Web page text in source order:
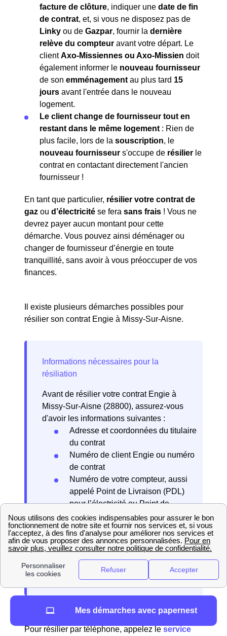
facture de clôture, indiquer une date de fin
de contrat, et, si vous ne disposez pas de
Linky ou de Gazpar, fournir la dernière
relève du compteur avant votre départ. Le
clientAxo-Missiennes ou Axo-Missien doit
également informer le nouveau fournisseur
de son emménagement au plus tard 15
jours avant l'entrée dans le nouveau
logement.
Le client change de fournisseur tout en
restant dans le même logement : Rien de
plus facile, lors de la souscription, le
nouveau fournisseur s'occupe de résilier le
contrat en contactant directement l'ancien
fournisseur !
En tant que particulier, résilier votre contrat de
gaz ou d’électricité se fera sans frais ! Vous ne
devrez payer aucun montant pour cette
démarche. Vous pouvez ainsi déménager ou
changer de fournisseur d’énergie en toute
tranquillité, sans avoir à vous préoccuper de vos
finances.
Il existe plusieurs démarches possibles pour
résilier son contrat Engie à Missy-Sur-Aisne.
Avant de résilier votre contrat Engie à
Missy-Sur-Aisne (28800), assurez-vous
d'avoir les informations suivantes :
Adresse et coordonnées du titulaire
du contrat
Numéro de client Engie ou numéro
de contrat
Numéro de votre compteur, aussi
appelé Point de Livraison (PDL)
pour l’électricité ou Point de
Comptage et Estimation (PCE) pour
le gaz
Date de résiliation souhaitée
Relevé de compteur (facultatif si
vous disposez d’un compteur Linky)
Pour résilier par téléphone, appelez le service
Mes démarches avec papernest